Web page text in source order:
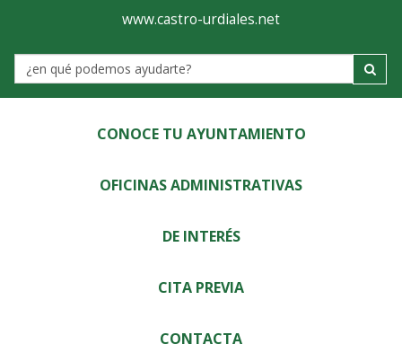
Ayuntamiento
de
Castro-
Urdiales
www.castro-urdiales.net
Label
CONOCE TU AYUNTAMIENTO
OFICINAS ADMINISTRATIVAS
DE INTERÉS
CITA PREVIA
CONTACTA